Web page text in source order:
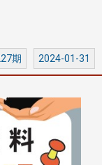
期 2024-01-31